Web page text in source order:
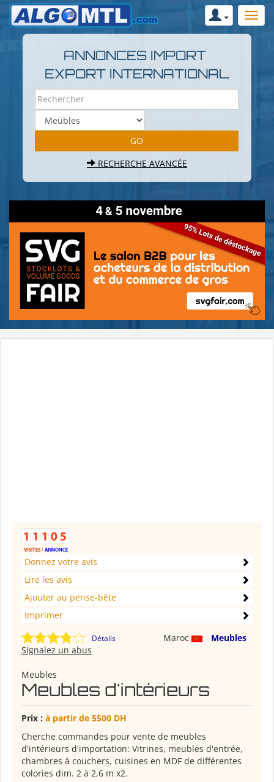
ANNONCES IMPORT
EXPORT INTERNATIONAL
RECHERCHE AVANCÉE
Donnez votre avis
Lire les avis
Ajouter au pense-bête
Imprimer
Détails Maroc
Meubles
Signalez un abus
Meubles
Meubles d'intérieurs
Prix : à partir de 5500 DH
Cherche commandes pour vente de meubles
d'intérieurs d'importation: Vitrines, meubles d'entrée,
chambres à couchers, cuisines en MDF de différentes
colories dim. 2 à 2,6 m x2.